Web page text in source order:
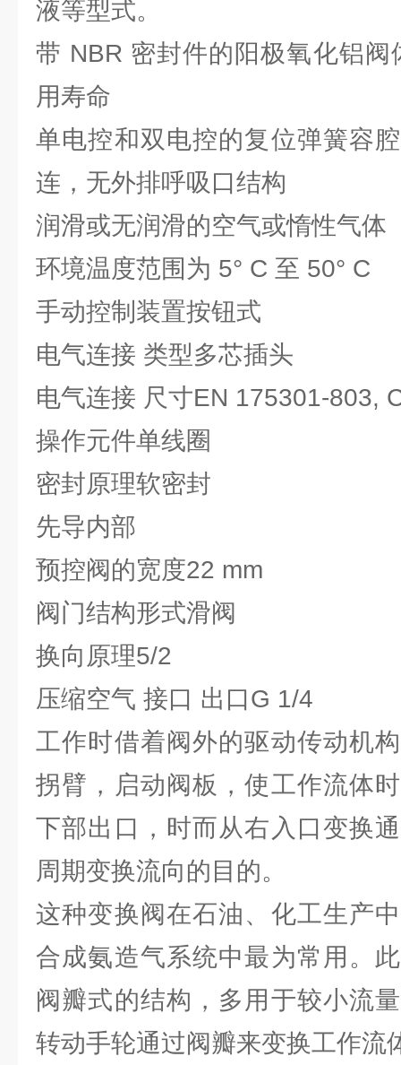
液等型式。
带 NBR 密封件的阳极氧化铝
用寿命
单电控和双电控的复位弹簧容
连，无外排呼吸口结构
润滑或无润滑的空气或惰性气体
环境温度范围为 5° C 至 50° C
手动控制装置按钮式
电气连接 类型多芯插头
电气连接 尺寸EN 175301-803,
操作元件单线圈
密封原理软密封
先导内部
预控阀的宽度22 mm
阀门结构形式滑阀
换向原理5/2
压缩空气 接口 出口G 1/4
工作时借着阀外的驱动传动机
拐臂，启动阀板，使工作流体
下部出口，时而从右入口变换
周期变换流向的目的。
这种变换阀在石油、化工生产
合成氨造气系统中最为常用。
阀瓣式的结构，多用于较小流
转动手轮通过阀瓣来变换工作流